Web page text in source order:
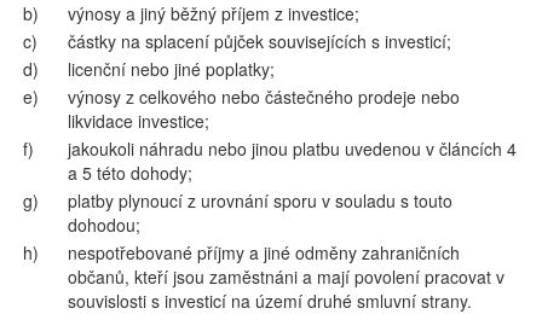
b)
výnosy a jiný běžný příjem z investice;
c)
částky na splacení půjček souvisejících s investicí;
d)
licenční nebo jiné poplatky;
e)
výnosy z celkového nebo částečného prodeje nebo
likvidace investice;
f)
jakoukoli náhradu nebo jinou platbu uvedenou v článcích 4
a 5 této dohody;
g)
platby plynoucí z urovnání sporu v souladu s touto
dohodou;
h)
nespotřebované příjmy a jiné odměny zahraničních
občanů, kteří jsou zaměstnáni a mají povolení pracovat v
souvislosti s investicí na území druhé smluvní strany.